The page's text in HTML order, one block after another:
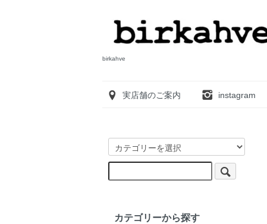
birkahve
実店舗のご案内 instagram
カテゴリーから探す